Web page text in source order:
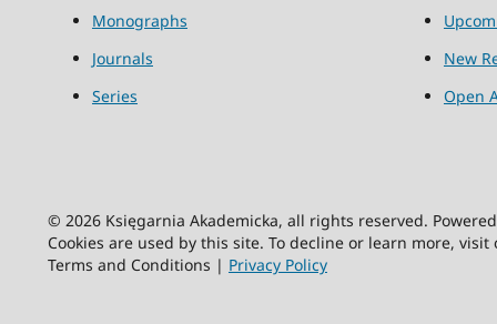
Monographs
Journals
Series
New
Open
© 2026 Księgarnia Akademicka, all rights reserved.
Cookies are used by this site. To decline or learn more,
Terms and Conditions | Privacy Policy